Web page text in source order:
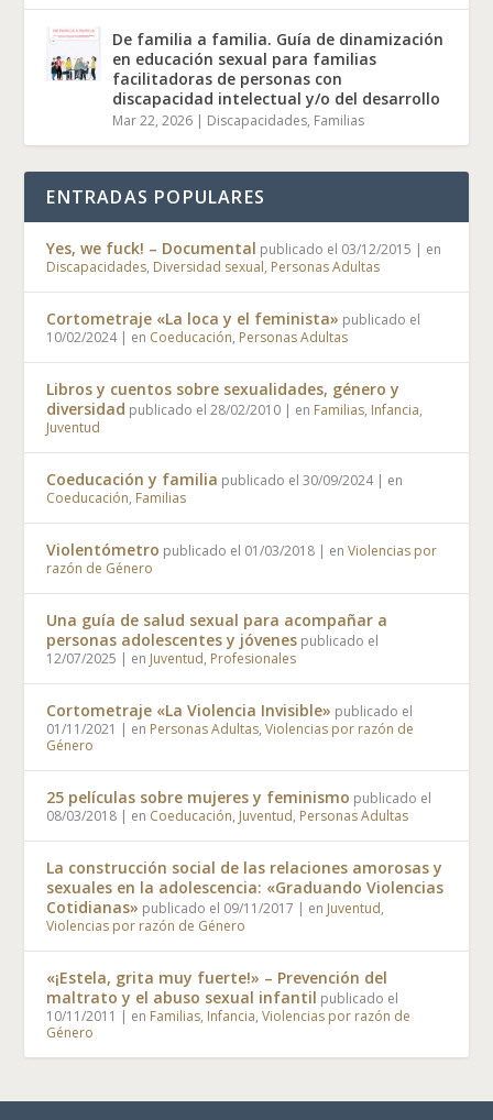
De familia a familia. Guía de dinamización
en educación sexual para familias
facilitadoras de personas con
discapacidad intelectual y/o del desarrollo
Mar 22, 2026 | Discapacidades, Familias
ENTRADAS POPULARES
Yes, we fuck! – Documental publicado el 03/12/2015 | en
Discapacidades, Diversidad sexual, Personas Adultas
Cortometraje «La loca y el feminista» publicado el
10/02/2024| en Coeducación, Personas Adultas
Libros y cuentos sobre sexualidades, género y
diversidad publicado el 28/02/2010 | en Familias, Infancia,
Juventud
Coeducación y familia publicado el 30/09/2024| en
Coeducación, Familias
Violentómetro publicado el 01/03/2018 | enViolencias por
razón de Género
Una guía de salud sexual para acompañar a
personas adolescentes y jóvenes publicado el
12/07/2025 | en Juventud, Profesionales
Cortometraje «La Violencia Invisible» publicado el
01/11/2021 | en Personas Adultas,Violencias por razón de
Género
25 películas sobre mujeres y feminismo publicado el
08/03/2018 | en Coeducación, Juventud, Personas Adultas
La construcción social de las relaciones amorosas y
sexuales en la adolescencia: «Graduando Violencias
Cotidianas» publicado el 09/11/2017 | en Juventud,
Violencias por razón de Género
«¡Estela, grita muy fuerte!» – Prevención del
maltrato y el abuso sexual infantil publicado el
10/11/2011 | en Familias, Infancia,Violencias por razón de
Género